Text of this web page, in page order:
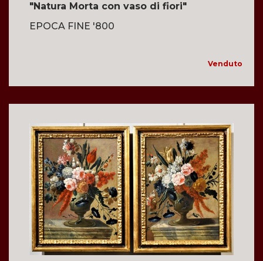
"Natura Morta con vaso di fiori"
EPOCA FINE '800
Venduto